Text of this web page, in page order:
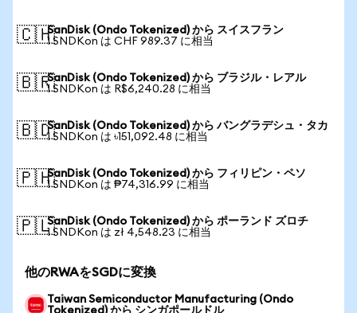
🇨🇭SanDisk (Ondo Tokenized) から スイスフラン
1 SNDKon は CHF 989.37 に相当
🇧🇷SanDisk (Ondo Tokenized) から ブラジル・レアル
1 SNDKon は R$6,240.28 に相当
🇧🇩SanDisk (Ondo Tokenized) から バングラデシュ・タカ
1 SNDKon は ৳151,092.48 に相当
🇵🇭SanDisk (Ondo Tokenized) から フィリピン・ペソ
1 SNDKon は ₱74,316.99 に相当
🇵🇱SanDisk (Ondo Tokenized) から ポーランド ズロチ
1 SNDKon は zł 4,548.23 に相当
他のRWAをSGDに変換
Taiwan Semiconductor Manufacturing (Ondo
Tokenized) から シンガポールドル